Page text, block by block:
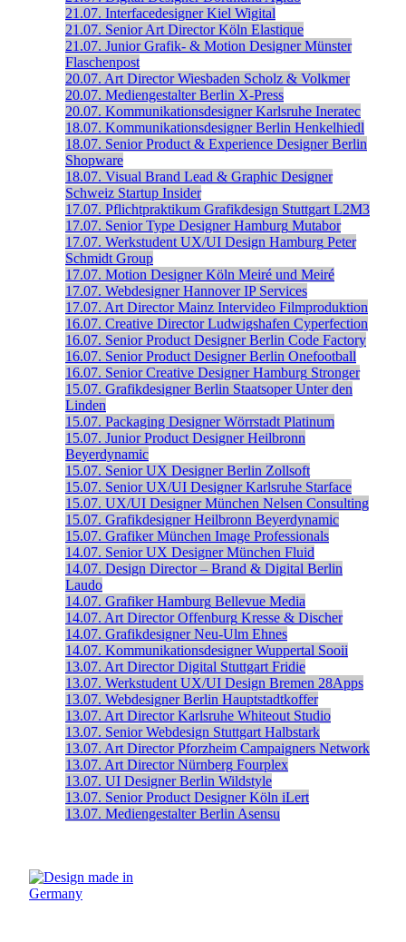
21.07. Interfacedesigner Kiel Wigital
21.07. Senior Art Director Köln Elastique
21.07. Junior Grafik- & Motion Designer Münster
Flaschenpost
20.07. Art Director Wiesbaden Scholz & Volkmer
20.07. Mediengestalter Berlin X-Press
20.07. Kommunikationsdesigner Karlsruhe Ineratec
18.07. Kommunikationsdesigner Berlin Henkelhiedl
18.07. Senior Product & Experience Designer Berlin
Shopware
18.07. Visual Brand Lead & Graphic Designer
Schweiz Startup Insider
17.07. Pflichtpraktikum Grafikdesign Stuttgart L2M3
17.07. Senior Type Designer Hamburg Mutabor
17.07. Werkstudent UX/UI Design Hamburg Peter
Schmidt Group
17.07. Motion Designer Köln Meiré und Meiré
17.07. Webdesigner Hannover IP Services
17.07. Art Director Mainz Intervideo Filmproduktion
16.07. Creative Director Ludwigshafen Cyperfection
16.07. Senior Product Designer Berlin Code Factory
16.07. Senior Product Designer Berlin Onefootball
16.07. Senior Creative Designer Hamburg Stronger
15.07. Grafikdesigner Berlin Staatsoper Unter den
Linden
15.07. Packaging Designer Wörrstadt Platinum
15.07. Junior Product Designer Heilbronn
Beyerdynamic
15.07. Senior UX Designer Berlin Zollsoft
15.07. Senior UX/UI Designer Karlsruhe Starface
15.07. UX/UI Designer München Nelsen Consulting
15.07. Grafikdesigner Heilbronn Beyerdynamic
15.07. Grafiker München Image Professionals
14.07. Senior UX Designer München Fluid
14.07. Design Director – Brand & Digital Berlin
Laudo
14.07. Grafiker Hamburg Bellevue Media
14.07. Art Director Offenburg Kresse & Discher
14.07. Grafikdesigner Neu-Ulm Ehnes
14.07. Kommunikationsdesigner Wuppertal Sooii
13.07. Art Director Digital Stuttgart Fridie
13.07. Werkstudent UX/UI Design Bremen 28Apps
13.07. Webdesigner Berlin Hauptstadtkoffer
13.07. Art Director Karlsruhe Whiteout Studio
13.07. Senior Webdesign Stuttgart Halbstark
13.07. Art Director Pforzheim Campaigners Network
13.07. Art Director Nürnberg Fourplex
13.07. UI Designer Berlin Wildstyle
13.07. Senior Product Designer Köln iLert
13.07. Mediengestalter Berlin Asensu